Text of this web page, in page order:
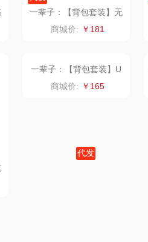
原宏 睡眠博士
迪士尼（数码类）
莱克
一辈子：【背包套装】无
线鼠标+皮质鼠标垫
商城价: ￥181